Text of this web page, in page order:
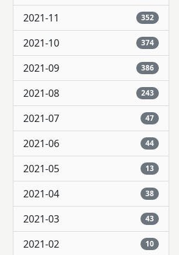
2021-11 352
2021-10 374
2021-09 386
2021-08 243
2021-07 47
2021-06 44
2021-05 13
2021-04 38
2021-03 43
2021-02 10